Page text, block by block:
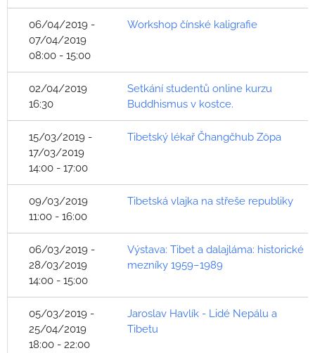
06/04/2019 -
07/04/2019
08:00 - 15:00
Workshop čínské kaligrafie
02/04/2019
16:30
Setkání studentů online kurzu
Buddhismus v kostce.
15/03/2019 -
17/03/2019
14:00 - 17:00
Tibetský lékař Čhangčhub Zöpa
09/03/2019
11:00 - 16:00
Tibetská vlajka na střeše republiky
06/03/2019 -
28/03/2019
14:00 - 15:00
Výstava: Tibet a dalajláma: historické
mezníky 1959–1989
05/03/2019 -
25/04/2019
18:00 - 22:00
Jaroslav Havlík - Lidé Nepálu a
Tibetu